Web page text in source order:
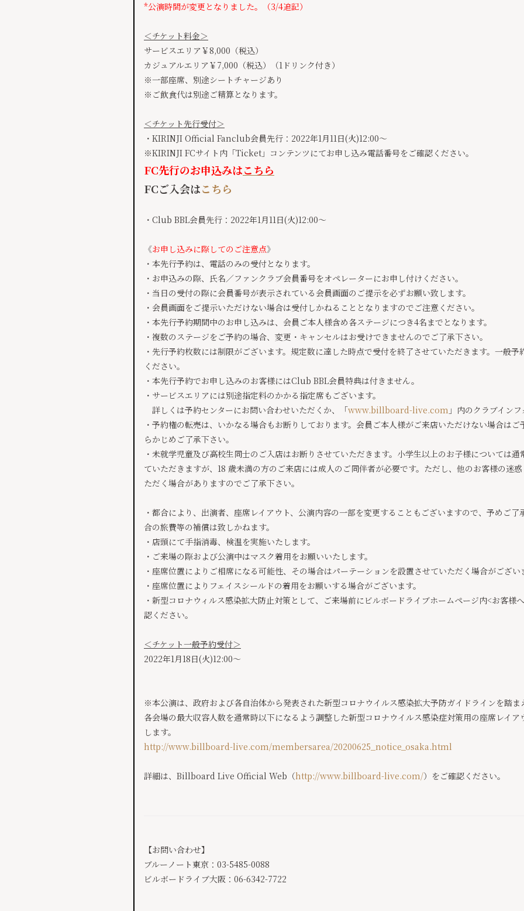
*公演時間が変更となりました。（3/4追記）
＜チケット料金＞
サービスエリア￥8,000（税込）
カジュアルエリア￥7,000（税込）（1ドリンク付き）
※一部座席、別途シートチャージあり
※ご飲食代は別途ご精算となります。
＜チケット先行受付＞
・KIRINJI Official Fanclub会員先行：2022年1月11日(火)12:00～
​※KIRINJI FCサイト内「Ticket」コンテンツにてお申し込み電話番号をご確認ください。
FC先行のお申込みはこちら
FCご入会はこちら
・Club BBL会員先行：2022年1月11日(火)12:00～
​《お申し込みに際してのご注意点》
​・本先行予約は、電話のみの受付となります。
・お申込みの際、氏名／ファンクラブ会員番号をオペレーターにお申し付けください。
・当日の受付の際に会員番号が表示されている会員画面のご提示を必ずお願い致します。
・会員画面をご提示いただけない場合は受付しかねることとなりますのでご注意ください。
・本先行予約期間中のお申し込みは、会員ご本人様含め各ステージにつき4名までとなります。
・複数のステージをご予約の場合、変更・キャンセルはお受けできませんのでご了承下さい。
・先行予約枚数には制限がございます。規定数に達した時点で受付を終了させていただきます。一般
ください。
・本先行予約でお申し込みのお客様にはClub BBL会員特典は付きません。
・サービスエリアには別途指定料のかかる指定席もございます。
詳しくは予約センターにお問い合わせいただくか、「www.billboard-live.com 」内のクラブイン
・予約権の転売は、いかなる場合もお断りしております。会員ご本人様がご来店いただけない場合は
らかじめご了承下さい。
・未就学児童及び高校生同士のご入店はお断りさせていただきます。小学生以上のお子様については
ていただきますが、18 歳未満の方のご来店には成人のご同伴者が必要です。ただし、他のお客様の迷
ただく場合がありますのでご了承下さい。
・都合により、出演者、座席レイアウト、公演内容の一部を変更することもございますので、予めご
合の旅費等の補償は致しかねます。
・店頭にて手指消毒、検温を実施いたします。
・ご来場の際および公演中はマスク着用をお願いいたします。
・座席位置によりご相席になる可能性、その場合はパーテーションを設置させていただく場合がござい
・座席位置によりフェイスシールドの着用をお願いする場合がございます。
・新型コロナウィルス感染拡大防止対策として、ご来場前にビルボードライブホームページ内<お客様
認ください。
＜チケット一般予約受付＞
2022年1月18日(火)12:00～
※本公演は、政府および各自治体から発表された新型コロナウイルス感染拡大予防ガイドラインを踏ま
各会場の最大収容人数を通常時以下になるよう調整した新型コロナウイルス感染症対策用の座席レイ
します。
http://www.billboard-live.com/membersarea/20200625_notice_osaka.html
詳細は、Billboard Live Official Web（http://www.billboard-live.com/）をご確認ください。
【お問い合わせ】
ブルーノート東京：03-5485-0088
ビルボードライブ大阪：06-6342-7722